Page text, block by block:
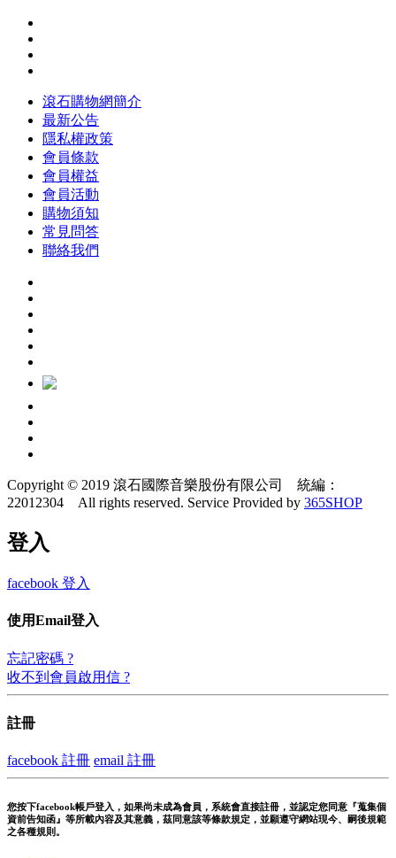
滾石購物網簡介
最新公告
隱私權政策
會員條款
會員權益
會員活動
購物須知
常見問答
聯絡我們
Copyright © 2019 滾石國際音樂股份有限公司 統編：
22012304 All rights reserved. Service Provided by 365SHOP
登入
facebook 登入
使用Email登入
忘記密碼 ?
收不到會員啟用信 ?
註冊
facebook 註冊 email 註冊
您按下facebook帳戶登入，如果尚未成為會員，系統會直接註冊，並認定您同意『蒐集個
資前告知函』等所載內容及其意義，茲同意該等條款規定，並願遵守網站現今、嗣後規範
之各種規則。